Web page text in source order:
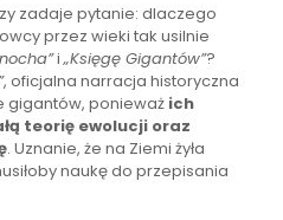
zadaje pytanie: dlaczego
przez wieki tak usilnie
i„Księgę Gigantów”?
, oficjalna narracja historyczna
gigantów, ponieważ ich
teorię ewolucji oraz
. Uznanie, że na Ziemi żyła
naukę do przepisania